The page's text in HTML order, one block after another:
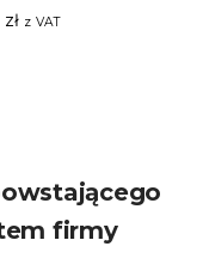
zł z VAT
firmy